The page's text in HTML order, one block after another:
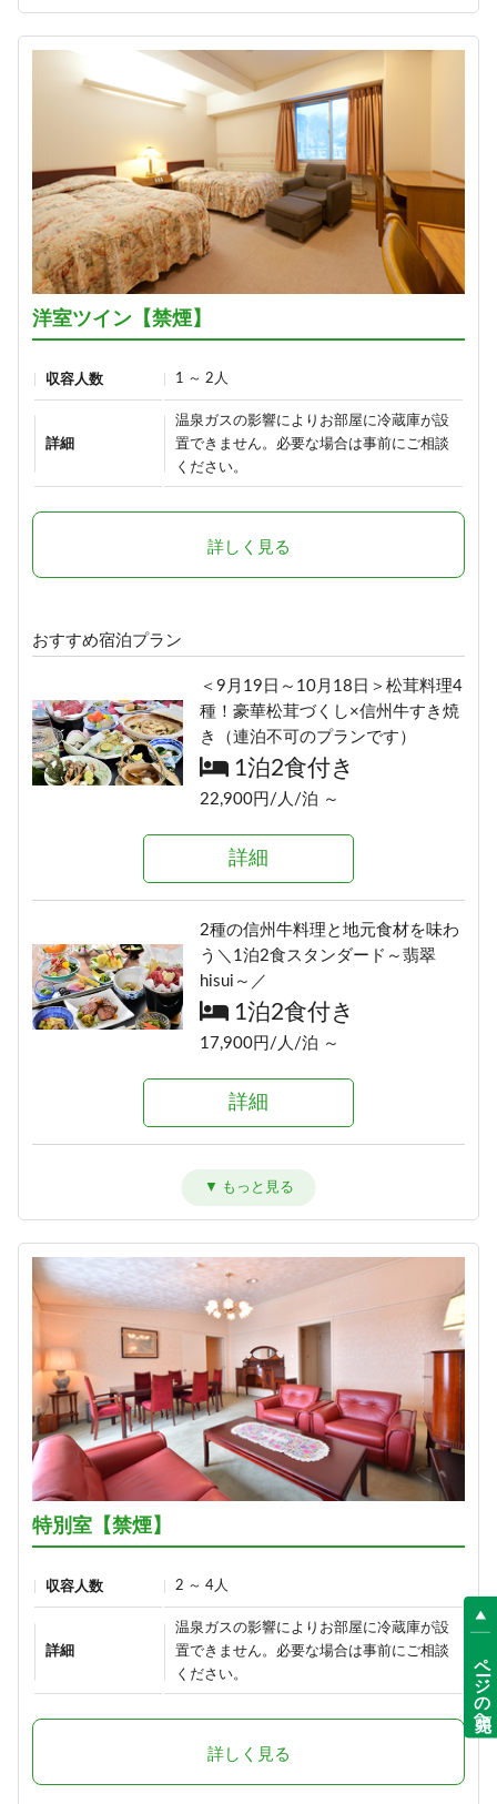
ン》
1泊2食付き
16,700円/人/泊 ～
アメニティが付かないけどお得に
泊まれる ≪1泊2食ＥＣＯプラン≫
16,900円/人/泊 ～
【早割60】60日前の予約で、通常
価格より1,000円OFF♪＜お日にち
限定＞
16,900円/人/泊 ～
価格より500円OFF♪＜お日にち限
定＞
1泊2食付き
17,400円/人/泊 ～
詳細
き酒セット付き】1泊2食プラン
1泊2食付き
18,900円/人/泊 ～
詳細
≪1泊朝食付きプラン≫自由気まま
朝食のみ
13,500円/人/泊 ～
詳細
≪素泊りプラン≫23時までチェッ
クインOK！
素泊まり
12,000円/人/泊 ～
詳細
hisui～／
1泊2食付き
18,900円/人/泊 ～
信州牛しゃぶしゃぶ＆信州味覚＼1
泊2食グレードアップ～碧落
hekiraku～／
1泊2食付き
21,100円/人/泊 ～
ひすい色の温泉の熊の湯＼1泊2食
1泊2食付き
16,700円/人/泊 ～
「りんごで育った信州牛」だけを
使った≪1泊2食最高級肉肉プラン
≫（連泊不可のプランです）
1泊2食付き
詳細
ボリューム満点！変な肉プラン“肉
肉魚！？好きな料理を選べる”（連
泊不可のプランです）
1泊2食付き
詳細
料理《熊の湯信州茸づくしプラ
1泊2食付き
17,700円/人/泊 ～
アメニティが付かないけどお得に
泊まれる ≪1泊2食ＥＣＯプラン≫
1泊2食付き
17,900円/人/泊 ～
詳細
【早割60】60日前の予約で、通常
価格より1,000円OFF♪＜お日にち
限定＞
洋室ツイン【禁煙】
収容人数 1 ～ 2人
詳細
温泉ガスの影響によりお部屋に冷蔵庫が設
置できません。必要な場合は事前にご相談
ください。
詳しく見る
おすすめ宿泊プラン
＜9月19日～10月18日＞松茸料理4
種！豪華松茸づくし×信州牛すき焼
き（連泊不可のプランです）
1泊2食付き
22,900円/人/泊 ～
詳細
2種の信州牛料理と地元食材を味わ
う＼1泊2食スタンダード～翡翠
hisui～／
1泊2食付き
17,900円/人/泊 ～
詳細
hekiraku～／
1泊2食付き
20,100円/人/泊 ～
詳細
ひすい色の温泉の熊の湯＼1泊2食
お試しプラン～萌葱moegi～／
1泊2食付き
15,700円/人/泊 ～
「りんごで育った信州牛」だけを
使った≪1泊2食最高級肉肉プラン
1泊2食付き
24,290円/人/泊 ～
特別室【禁煙】
収容人数 2 ～ 4人
詳細
温泉ガスの影響によりお部屋に冷蔵庫が設
置できません。必要な場合は事前にご相談
ください。
詳しく見る
ページの先頭へ